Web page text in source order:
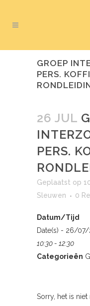
GROEP
PERS.
26 JUL
PERS.
Geplaatst op
Sleuwen
0
Datum/Tijd
Date(s) - 26/07/
10:30 - 12:30
Categorieën
Sorry, het is